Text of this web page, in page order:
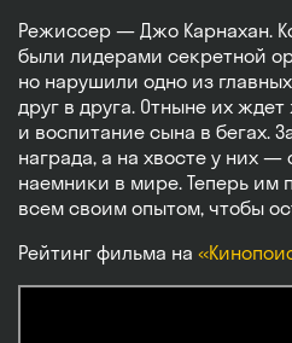
Режиссер — Джо Карнахан.
были лидерами секретной
но нарушили одно из
друг в друга. Отныне их
и воспитание сына в бегах.
награда, а на хвосте у них
наемники в мире. Теперь им
всем своим опытом, чтобы
Рейтинг фильма на